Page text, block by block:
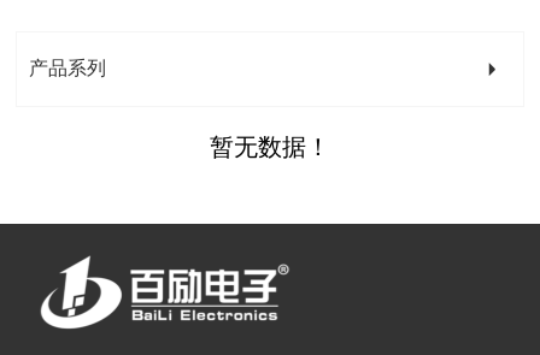
产品系列
暂无数据！